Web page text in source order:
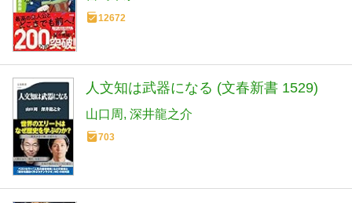
12672
人文知は武器になる (文春新書 1529)
山口周 深井龍之介
703